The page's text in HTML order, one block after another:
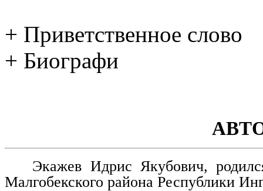
+ Приветственное слово
+ Биографи
Экажев Идрис Якубович,
Малгобекского района Республики